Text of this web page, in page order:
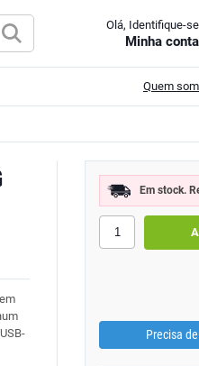
Olá, Identifique-se
Minha conta
Quem
Em stock.
Precisa